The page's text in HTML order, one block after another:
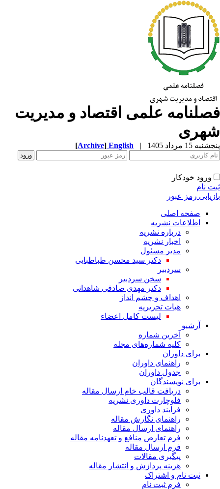
علمی اقتصاد و مدیریت
15 مرداد 1405 |
English
[Archive]
ورود خودکار
نام
رمز عبور
صفحه اصلی
اطلاعات نشریه
درباره نشریه
اخبار نشریه
مدیر مسئول
دکتر سید محسن طباطبایی
سردبیر
سخن سردبیر
دکتر مهدی صادقی شاهدانی
اهداف و چشم انداز
هیات تحریریه
لیست کامل اعضاء
آرشیو
آخرین شماره
کلیه شماره‌های مجله
برای داوران
راهنمای داوران
جدول داوران
برای نویسندگان
دریافت قالب خام ارسال مقاله
فلوچارت داوری نشریه
فرایند داوری
راهنمای نگارش مقاله
راهنمای ارسال مقاله
فرم تعارض منافع و تعهدنامه مقاله
فرم ارسال مقاله
پیگیری مقالات
هزینه پردازش و انتشار مقاله
ثبت نام و اشتراک
فرم ثبت نام